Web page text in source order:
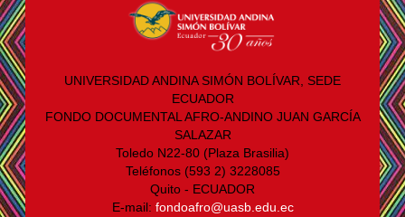
UNIVERSIDAD ANDINA SIMÓN BOLÍVAR, SEDE
ECUADOR
FONDO DOCUMENTAL AFRO-ANDINO JUAN GARCÍA
SALAZAR
Toledo N22-80 (Plaza Brasilia)
Teléfonos (593 2) 3228085
Quito - ECUADOR
E-mail: fondoafro@uasb.edu.ec